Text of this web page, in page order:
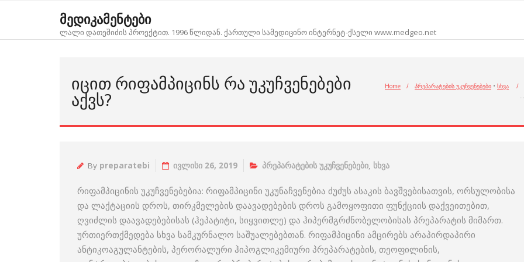
მედიკამენტები
ლალი დათეშიძის პროექტით. 1996 წლიდან. ქართული სამედიცინო ინტერნეტ-ქსელი www.medgeo.net
ᲘᲪᲘᲗ ᲠᲘᲤᲐᲛᲞᲘᲪᲘᲜᲡ ᲠᲐ ᲣᲙᲣᲩᲕᲔᲜᲔᲑᲔᲑᲘ
ᲐᲥᲕᲡ?
Home / პრეპარატების უკუჩვენებები • სხვა
/
…
By preparatebi ივლისი 26, 2019 პრეპარატების უკუჩვენებები, სხვა
რიფამპიცინის უკუჩვენებებია: რიფამპიცინი უკუნაჩვენებია ძუძუს ასაკის ბავშვებისათვის, ორსულობისა
და ლაქტაციის დროს, თირკმელების დაავადებების დროს გამოყოფითი ფუნქციის დაქვეითებით,
ღვიძლის დაავადებებისას (ჰეპატიტი, სიყვითლე) და ჰიპერმგრძნობელობისას პრეპარატის მიმართ.
ურთიერთქმედება სხვა სამკურნალო საშუალებებთან. რიფამპიცინი ამცირებს არაპირდაპირი
ანტიკოაგულანტების, პერორალური ჰიპოგლიკემიური პრეპარატების, თეოფილინის,